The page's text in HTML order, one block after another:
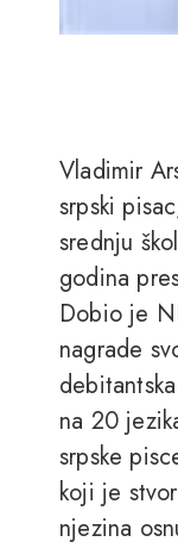
Vladimir
srpski
srednju
godina
Dobio je
nagrade
na 20
srpske
koji je
njezina